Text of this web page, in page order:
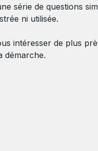
série de questions
ni utilisée.
intéresser de plus
démarche.